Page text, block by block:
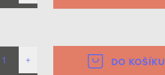
DO KOŠÍKU